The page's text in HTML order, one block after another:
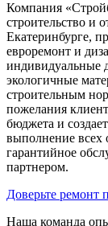
Компания
строительство и
Екатеринбурге,
евроремонт и
индивидуальные
экологичные
строительным
пожелания
бюджета и
выполнение всех
гарантийное
партнером.
Доверьте ремонт
Наша команда